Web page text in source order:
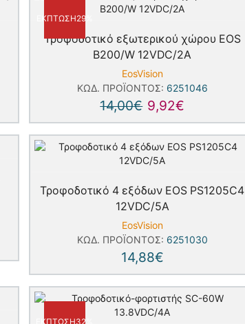
ΈΚΠΤΩΣΗ29%
Τροφοδοτικό εξωτερικού χώρου EOS
B200/W 12VDC/2A
EosVision
ΚΩΔ. ΠΡΟΪΌΝΤΟΣ: 6251046
14,00€ 9,92€
Τροφοδοτικό 4 εξόδων EOS PS1205C4
12VDC/5A
EosVision
ΚΩΔ. ΠΡΟΪΌΝΤΟΣ: 6251030
14,88€
ΈΚΠΤΩΣΗ32%